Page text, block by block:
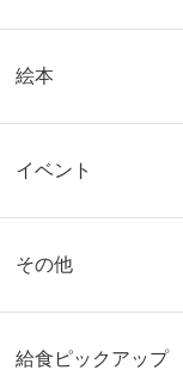
絵本
イベント
その他
給食ピックアップ